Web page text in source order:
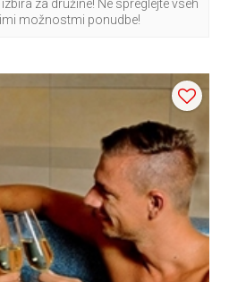
za družine! Ne spreglejte vseh
možnostmi ponudbe!